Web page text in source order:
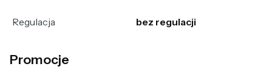
Regulacja bez regulacji
Promocje